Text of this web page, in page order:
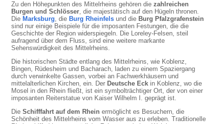
Zu den Höhepunkten des Mittelrheins gehören diezahlreichen
Burgen und Schlösser, die majestätisch auf den Hügeln thronen.
Die Marksburg, die Burg Rheinfels und die Burg Pfalzgrafenstein
sind nur einige Beispiele für die imposanten Festungen, die die
Geschichte der Region widerspiegeln. Die Loreley-Felsen, steil
aufragend über dem Fluss, sind eine weitere markante
Sehenswürdigkeit des Mittelrheins.
Die historischen Städte entlang des Mittelrheins, wie Koblenz,
Bingen, Rüdesheim und Bacharach, laden zu einem Spaziergang
durch verwinkelte Gassen, vorbei an Fachwerkhäusern und
mittelalterlichen Kirchen, ein. Der Deutsche Eck in Koblenz, wo die
Mosel in den Rhein fließt, ist ein symbolträchtiger Ort, der von einer
imposanten Reiterstatue von Kaiser Wilhelm I. geprägt ist.
DieSchifffahrt auf dem Rhein ermöglicht es Besuchern, die
Schönheit des Mittelrheins vom Wasser aus zu erleben. Traditionelle